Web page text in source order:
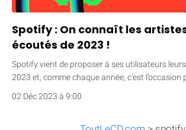
Spotify : On connaît les
écoutés de 2023 !
Spotify vient de proposer à ses utilisateurs leurs
2023 et, comme chaque année, c’est l’occasion
02 Déc 2023 à 9:00